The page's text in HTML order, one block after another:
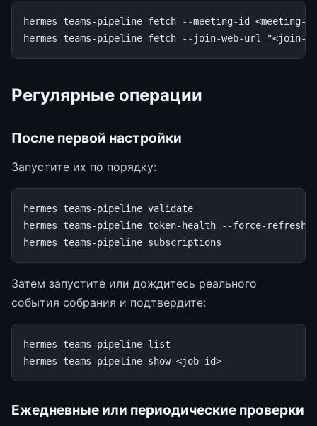
hermes teams-pipeline fetch --meeting-id
<meeting-
hermes
teams-pipeline fetch --join-web-url "<join-
Регулярные операции
После первой настройки
Запустите их по порядку:
hermes teams-pipeline validate
hermes
teams-pipeline token-health
--force-refresh
hermes
teams-pipeline
Затем запустите или дождитесь реального
события собрания и подтвердите:
hermes teams-pipeline list
hermes
teams-pipeline show
Ежедневные или периодические проверки